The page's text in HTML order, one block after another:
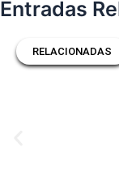
Entradas
RELACIONADAS